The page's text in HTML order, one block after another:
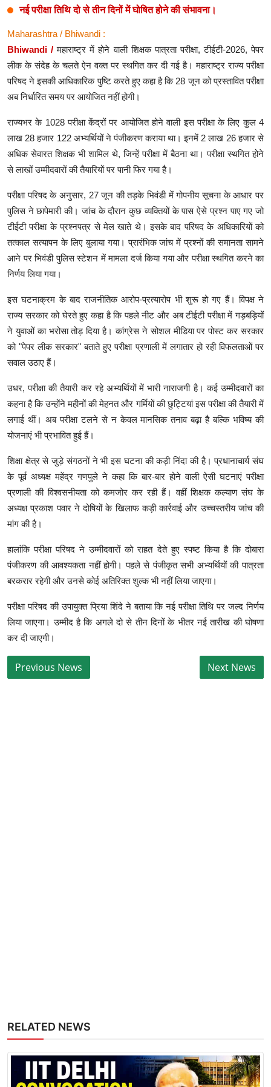
नई परीक्षा तिथि दो से तीन दिनों में घोषित होने की संभावना।
Maharashtra / Bhiwandi :
Bhiwandi /महाराष्ट्र में होने वाली शिक्षक पात्रता परीक्षा, टीईटी-2026, पेपर
लीक के संदेह के चलते ऐन वक्त पर स्थगित कर दी गई है। महाराष्ट्र राज्य परीक्षा
परिषद ने इसकी आधिकारिक पुष्टि करते हुए कहा है कि 28 जून को प्रस्तावित परीक्षा
अब निर्धारित समय पर आयोजित नहीं होगी।
राज्यभर के 1028 परीक्षा केंद्रों पर आयोजित होने वाली इस परीक्षा के लिए कुल 4
लाख 28 हजार 122 अभ्यर्थियों ने पंजीकरण कराया था। इनमें 2 लाख 26 हजार से
अधिक सेवारत शिक्षक भी शामिल थे, जिन्हें परीक्षा में बैठना था। परीक्षा स्थगित होने
से लाखों उम्मीदवारों की तैयारियों पर पानी फिर गया है।
परीक्षा परिषद के अनुसार, 27 जून की तड़के भिवंडी में गोपनीय सूचना के आधार पर
पुलिस ने छापेमारी की। जांच के दौरान कुछ व्यक्तियों के पास ऐसे प्रश्न पाए गए जो
टीईटी परीक्षा के प्रश्नपत्र से मेल खाते थे। इसके बाद परिषद के अधिकारियों को
तत्काल सत्यापन के लिए बुलाया गया। प्रारंभिक जांच में प्रश्नों की समानता सामने
आने पर भिवंडी पुलिस स्टेशन में मामला दर्ज किया गया और परीक्षा स्थगित करने का
निर्णय लिया गया।
इस घटनाक्रम के बाद राजनीतिक आरोप-प्रत्यारोप भी शुरू हो गए हैं। विपक्ष ने
राज्य सरकार को घेरते हुए कहा है कि पहले नीट और अब टीईटी परीक्षा में गड़बड़ियों
ने युवाओं का भरोसा तोड़ दिया है। कांग्रेस ने सोशल मीडिया पर पोस्ट कर सरकार
को "पेपर लीक सरकार" बताते हुए परीक्षा प्रणाली में लगातार हो रही विफलताओं पर
सवाल उठाए हैं।
उधर, परीक्षा की तैयारी कर रहे अभ्यर्थियों में भारी नाराजगी है। कई उम्मीदवारों का
कहना है कि उन्होंने महीनों की मेहनत और गर्मियों की छुट्टियां इस परीक्षा की तैयारी में
लगाई थीं। अब परीक्षा टलने से न केवल मानसिक तनाव बढ़ा है बल्कि भविष्य की
योजनाएं भी प्रभावित हुई हैं।
शिक्षा क्षेत्र से जुड़े संगठनों ने भी इस घटना की कड़ी निंदा की है। प्रधानाचार्य संघ
के पूर्व अध्यक्ष महेंद्र गणपुले ने कहा कि बार-बार होने वाली ऐसी घटनाएं परीक्षा
प्रणाली की विश्वसनीयता को कमजोर कर रही हैं। वहीं शिक्षक कल्याण संघ के
अध्यक्ष प्रकाश पवार ने दोषियों के खिलाफ कड़ी कार्रवाई और उच्चस्तरीय जांच की
मांग की है।
हालांकि परीक्षा परिषद ने उम्मीदवारों को राहत देते हुए स्पष्ट किया है कि दोबारा
पंजीकरण की आवश्यकता नहीं होगी। पहले से पंजीकृत सभी अभ्यर्थियों की पात्रता
बरकरार रहेगी और उनसे कोई अतिरिक्त शुल्क भी नहीं लिया जाएगा।
परीक्षा परिषद की उपायुक्त प्रिया शिंदे ने बताया कि नई परीक्षा तिथि पर जल्द निर्णय
लिया जाएगा। उम्मीद है कि अगले दो से तीन दिनों के भीतर नई तारीख की घोषणा
कर दी जाएगी।
RELATED NEWS